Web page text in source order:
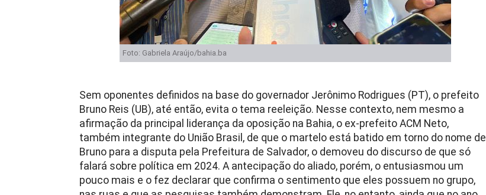
Foto: Gabriela Araújo/bahia.ba
Sem oponentes definidos na base do governador Jerônimo Rodrigues (PT), o prefeito
Bruno Reis (UB), até então, evita o tema reeleição. Nesse contexto, nem mesmo a
afirmação da principal liderança da oposição na Bahia, o ex-prefeito ACM Neto,
também integrante do União Brasil, de que o martelo está batido em torno do nome de
Bruno para a disputa pela Prefeitura de Salvador, o demoveu do discurso de que só
falará sobre política em 2024. A antecipação do aliado, porém, o entusiasmou um
pouco mais e o fez declarar que confirma o sentimento que eles possuem no grupo,